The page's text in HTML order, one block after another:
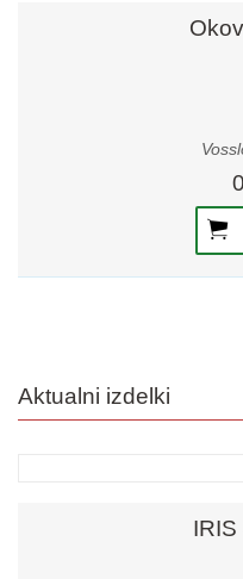
Aktualni izdelki